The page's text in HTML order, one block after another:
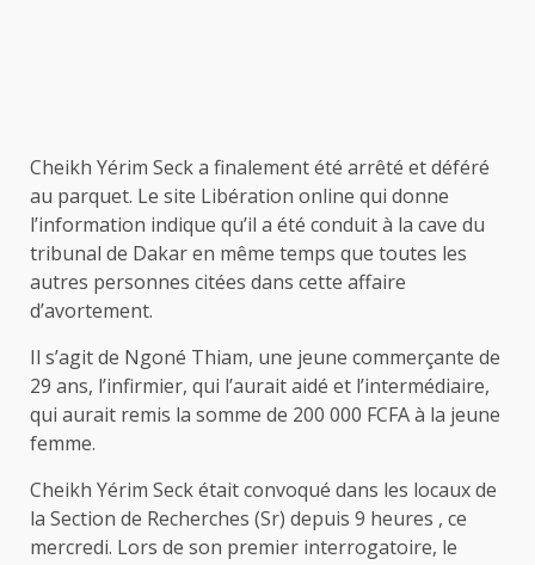
Cheikh Yérim Seck a finalement été arrêté et déféré
au parquet. Le site Libération online qui donne
l’information indique qu’il a été conduit à la cave du
tribunal de Dakar en même temps que toutes les
autres personnes citées dans cette affaire
d’avortement.
Il s’agit de Ngoné Thiam, une jeune commerçante de
29 ans, l’infirmier, qui l’aurait aidé et l’intermédiaire,
qui aurait remis la somme de 200 000 FCFA à la jeune
femme.
Cheikh Yérim Seck était convoqué dans les locaux de
la Section de Recherches (Sr) depuis 9 heures , ce
mercredi. Lors de son premier interrogatoire, le